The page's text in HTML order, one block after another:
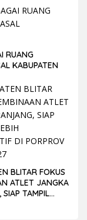
RUANG
KABUPATEN
BLITAR FOKUS
ATLET JANGKA
TAMPIL